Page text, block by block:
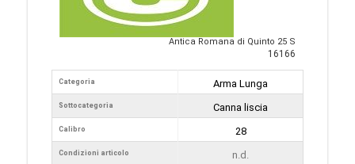
Antica Romana di Quinto 25 S
16166
Categoria
Sottocategoria
Calibro
Condizioni articolo
Arma Lunga
Canna liscia
28
n.d.